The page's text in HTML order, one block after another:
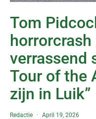
Tom
verrassend
Tour of the
zijn in Luik”
Redactie April 19, 2026